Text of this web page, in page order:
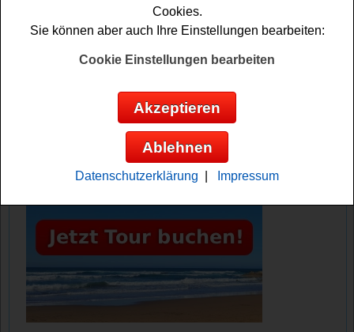
Grazia Magazin verlost einen schönen
Cookies.
Sie können aber auch Ihre Einstellungen bearbeiten:
Cookie Einstellungen bearbeiten
Akzeptieren
Ablehnen
Datenschutzerklärung Impressum